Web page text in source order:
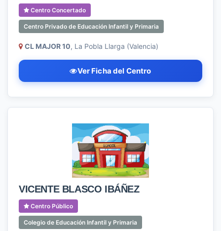
Centro Concertado
Centro Privado de Educación Infantil y Primaria
CL MAJOR 10, La Pobla Llarga (Valencia)
Ver Ficha del Centro
VICENTE BLASCO IBÁÑEZ
Centro Público
Colegio de Educación Infantil y Primaria